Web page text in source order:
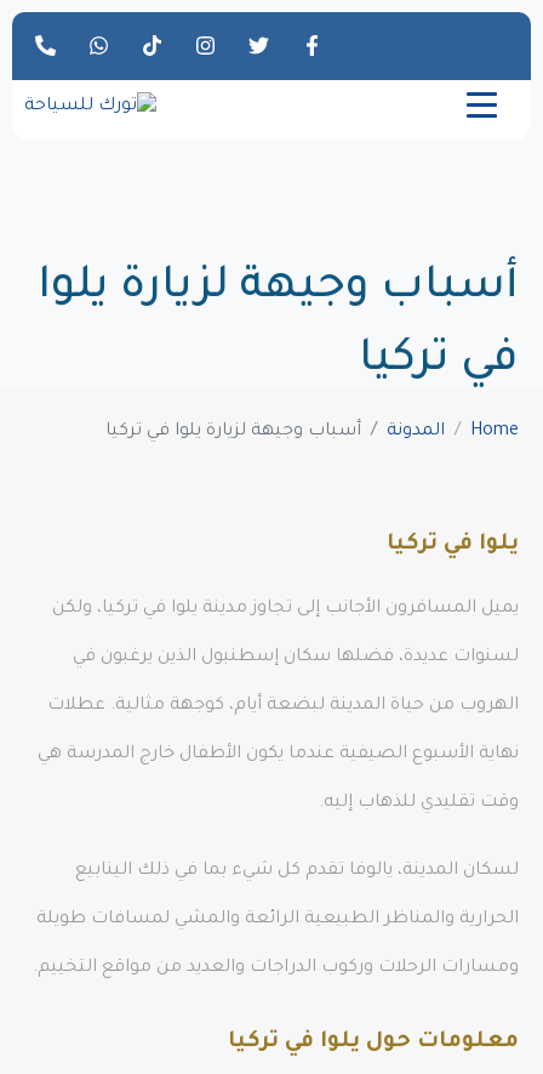
أسباب وجيهة لزيارة يلوا
في تركيا
Home المدونة أسباب وجيهة لزيارة يلوا في تركيا
يلوا في تركيا
يميل المسافرون الأجانب إلى تجاوز مدينة يلوا في تركيا، ولكن
لسنوات عديدة، فضلها سكان إسطنبول الذين يرغبون في
الهروب من حياة المدينة لبضعة أيام، كوجهة مثالية. عطلات
نهاية الأسبوع الصيفية عندما يكون الأطفال خارج المدرسة هي
وقت تقليدي للذهاب إليه.
لسكان المدينة، يالوفا تقدم كل شيء بما في ذلك الينابيع
الحرارية والمناظر الطبيعية الرائعة والمشي لمسافات طويلة
ومسارات الرحلات وركوب الدراجات والعديد من مواقع التخييم.
معلومات حول يلوا في تركيا